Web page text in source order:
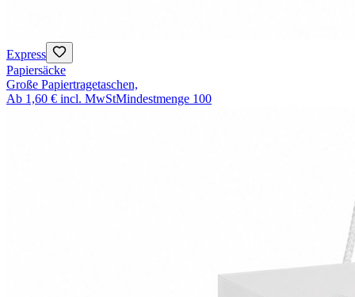
Express
Papiersäcke
Große Papiertragetaschen,
Ab 1,60 € incl. MwStMindestmenge 100